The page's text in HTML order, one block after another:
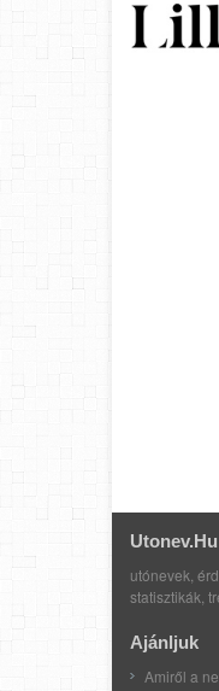
Utonev.hu
utónevek,
statisztikák,
Ajánljuk
Amiről a